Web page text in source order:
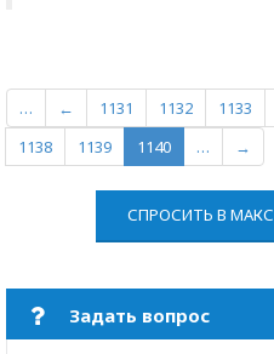
… ← 1131 1132 1133
1138
1139 1140 … →
СПРОСИТЬ В МАКС
Задать вопрос